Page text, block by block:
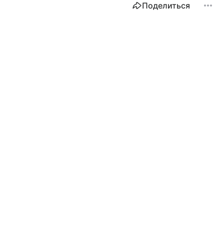
Поделиться